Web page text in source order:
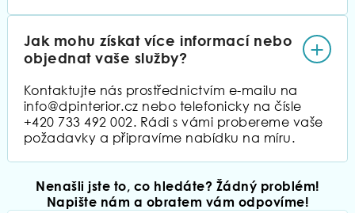
Jak mohu získat více informací nebo
objednat vaše služby?
+
Kontaktujte nás prostřednictvím e-mailu na
info@dpinterior.cz nebo telefonicky na čísle
+420 733 492 002. Rádi s vámi probereme vaše
požadavky a připravíme nabídku na míru.
Nenašli jste to, co hledáte? Žádný problém!
Napište nám a obratem vám odpovíme!